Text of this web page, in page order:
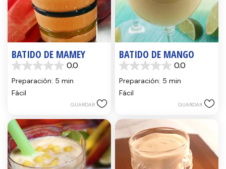
BATIDO DE MAMEY
0.0
0.0
de
estrellas.
Preparación: 5 min
Fácil
GUARDAR
BATIDO DE MANGO
0.0
0.0
de
estrellas.
Preparación: 5 min
Fácil
GUARDAR